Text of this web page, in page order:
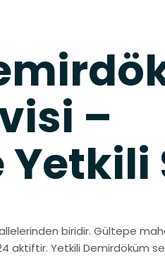
–
Yetkili
biridir. Gültepe
aktiftir. Yetkili Demirdöküm